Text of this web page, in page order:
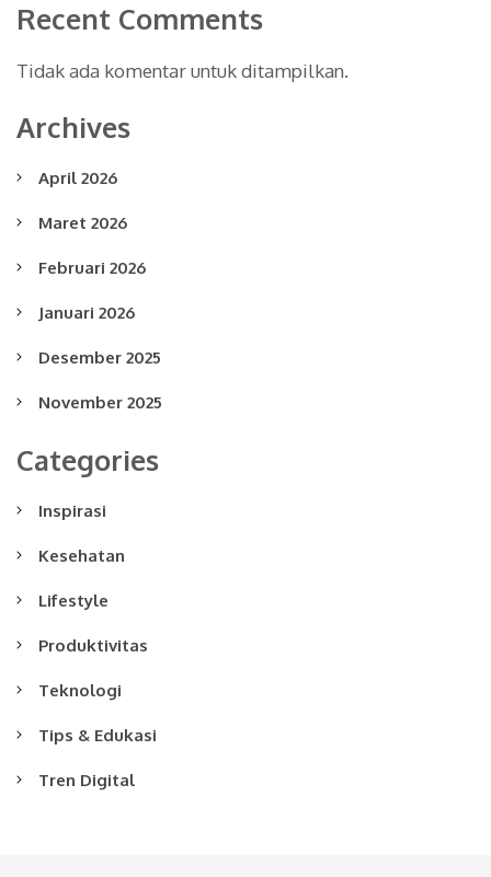
Recent Comments
Tidak ada komentar untuk ditampilkan.
Archives
April 2026
Maret 2026
Februari 2026
Januari 2026
Desember 2025
November 2025
Categories
Inspirasi
Kesehatan
Lifestyle
Produktivitas
Teknologi
Tips & Edukasi
Tren Digital